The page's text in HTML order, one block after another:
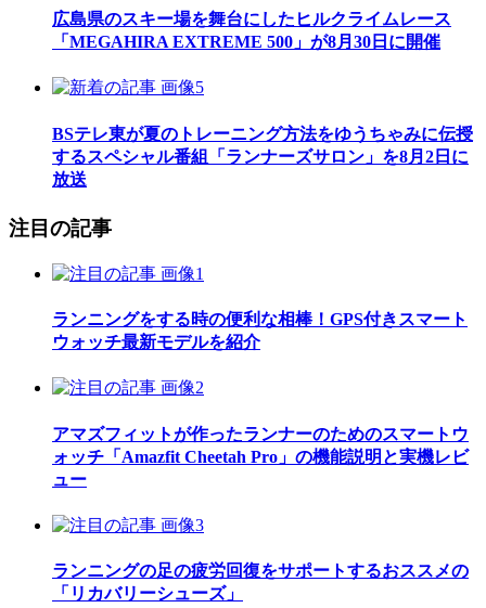
広島県のスキー場を舞台にしたヒルクライムレース
「MEGAHIRA EXTREME 500」が8月30日に開催
BSテレ東が夏のトレーニング方法をゆうちゃみに伝授
するスペシャル番組「ランナーズサロン」を8月2日に
放送
注目の記事
ランニングをする時の便利な相棒！GPS付きスマート
ウォッチ最新モデルを紹介
アマズフィットが作ったランナーのためのスマートウ
ォッチ「Amazfit Cheetah Pro」の機能説明と実機レビ
ュー
ランニングの足の疲労回復をサポートするおススメの
「リカバリーシューズ」